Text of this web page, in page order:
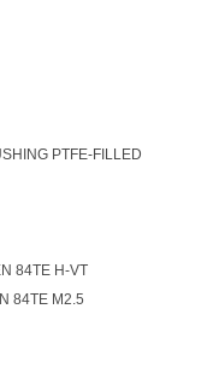
PTFE-FILLED
84TE H-VT
84TE M2.5